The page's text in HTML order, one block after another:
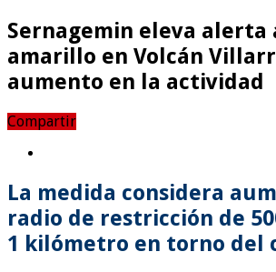
Sernagemin eleva alerta
amarillo en Volcán
aumento en la actividad
Compartir
La medida considera
radio de restricción de
1 kilómetro en torno del